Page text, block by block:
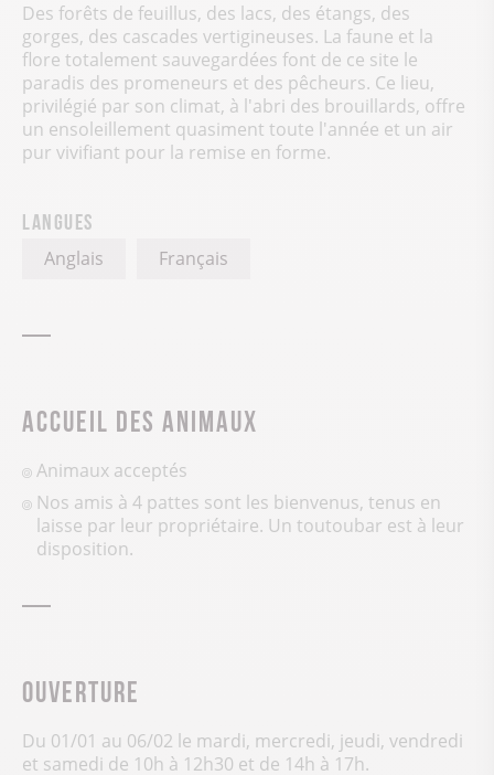
Des forêts de feuillus, des lacs, des étangs, des
gorges, des cascades vertigineuses. La faune et la
flore totalement sauvegardées font de ce site le
paradis des promeneurs et des pêcheurs. Ce lieu,
privilégié par son climat, à l'abri des brouillards, offre
un ensoleillement quasiment toute l'année et un air
pur vivifiant pour la remise en forme.
Langues
Anglais Français
Accueil des animaux
Animaux acceptés
Nos amis à 4 pattes sont les bienvenus, tenus en
laisse par leur propriétaire. Un toutoubar est à leur
disposition.
Ouverture
Du 01/01 au 06/02 le mardi, mercredi, jeudi, vendredi
et samedi de 10h à 12h30 et de 14h à 17h.